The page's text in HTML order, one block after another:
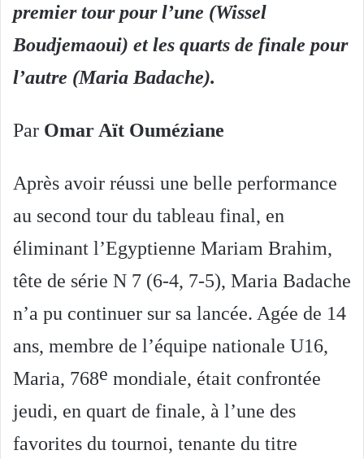
premier tour pour l’une (Wissel
Boudjemaoui) et les quarts de finale pour
l’autre (Maria Badache).
Par Omar Aït Ouméziane
Après avoir réussi une belle performance
au second tour du tableau final, en
éliminant l’Egyptienne Mariam Brahim,
tête de série N 7 (6-4, 7-5), Maria Badache
n’a pu continuer sur sa lancée. Agée de 14
ans, membre de l’équipe nationale U16,
Maria, 768e mondiale, était confrontée
jeudi, en quart de finale, à l’une des
favorites du tournoi, tenante du titre